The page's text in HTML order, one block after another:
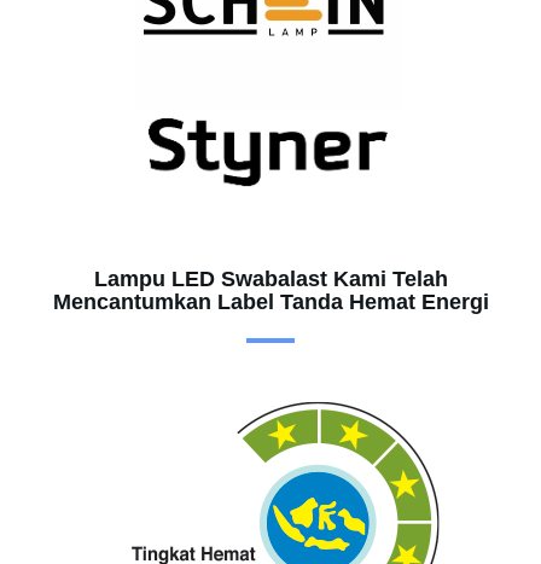
Lampu LED Swabalast Kami Telah
Mencantumkan Label Tanda Hemat Energi